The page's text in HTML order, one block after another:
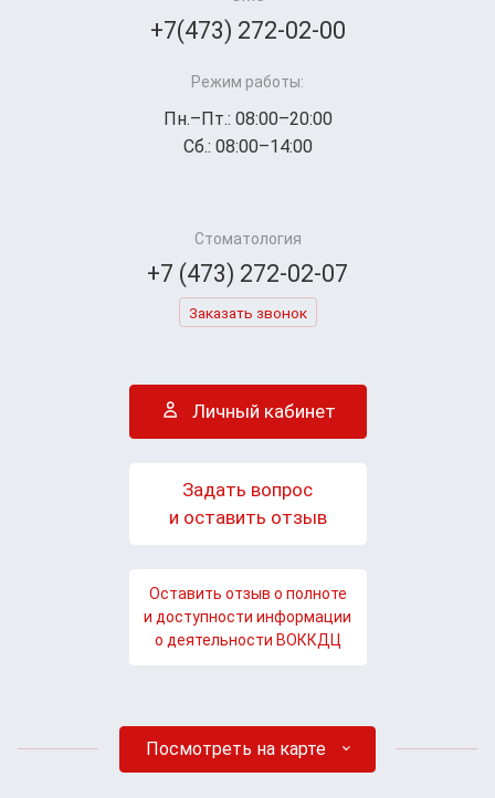
+7(473) 272-02-00
Режим работы:
Пн.–Пт.: 08:00–20:00
Сб.: 08:00–14:00
Стоматология
+7 (473) 272-02-07
Заказать звонок
Личный кабинет
Задать вопрос
и оставить отзыв
Оставить отзыв о полноте
и доступности информации
о деятельности ВОККДЦ
Посмотреть на карте